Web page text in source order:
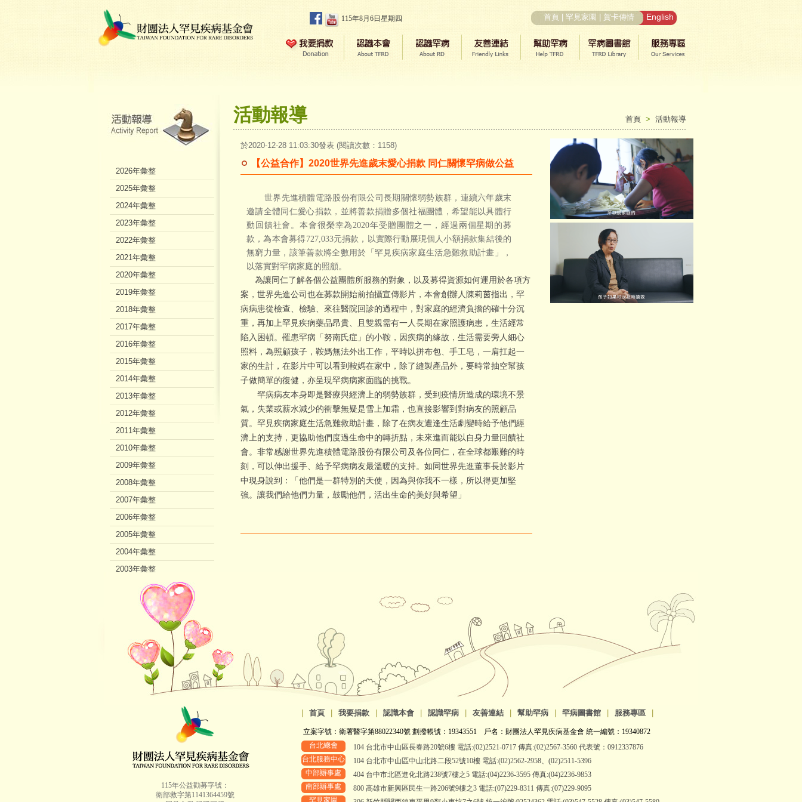
115年8月6日星期四 首頁 罕見家園 賀卡傳情 English
活動報導 首頁 > 活動報導
於2020-12-28 11:03:30發表 (閱讀次數：1158)
【公益合作】2020世界先進歲末愛心捐款 同仁關懷罕病做公益
世界先進積體電路股份有限公司長期關懷弱勢族群，連續六年歲末
邀請全體同仁愛心捐款，並將善款捐贈多個社福團體，希望能以具體行
動回饋社會。本會很榮幸為2020年受贈團體之一，經過兩個星期的募
款，為本會募得727,033元捐款，以實際行動展現個人小額捐款集結後的
無窮力量，該筆善款將全數用於「罕見疾病家庭生活急難救助計畫」，
以落實對罕病家庭的照顧。
為讓同仁了解各個公益團體所服務的對象，以及募得資源如何運用於各項方
案，世界先進公司也在募款開始前拍攝宣傳影片，本會創辦人陳莉茵指出，罕
病病患從檢查、檢驗、來往醫院回診的過程中，對家庭的經濟負擔的確十分沉
重，再加上罕見疾病藥品昂貴、且雙親需有一人長期在家照護病患，生活經常
陷入困頓。罹患罕病「努南氏症」的小鞍，因疾病的緣故，生活需要旁人細心
照料，為照顧孩子，鞍媽無法外出工作，平時以拼布包、手工皂，一肩扛起一
家的生計，在影片中可以看到鞍媽在家中，除了縫製產品外，要時常抽空幫孩
子做簡單的復健，亦呈現罕病病家面臨的挑戰。
罕病病友本身即是醫療與經濟上的弱勢族群，受到疫情所造成的環境不景
氣，失業或薪水減少的衝擊無疑是雪上加霜，也直接影響到對病友的照顧品
質。罕見疾病家庭生活急難救助計畫，除了在病友遭逢生活劇變時給予他們經
濟上的支持，更協助他們度過生命中的轉折點，未來進而能以自身力量回饋社
會。非常感謝世界先進積體電路股份有限公司及各位同仁，在全球都艱難的時
刻，可以伸出援手、給予罕病病友最溫暖的支持。如同世界先進董事長於影片
中現身說到：「他們是一群特別的天使，因為與你我不一樣，所以得更加堅
強。讓我們給他們力量，鼓勵他們，活出生命的美好與希望」
2026年彙整
2025年彙整
2024年彙整
2023年彙整
2022年彙整
2021年彙整
2020年彙整
2019年彙整
2018年彙整
2017年彙整
2016年彙整
2015年彙整
2014年彙整
2013年彙整
2012年彙整
2011年彙整
2010年彙整
2009年彙整
2008年彙整
2007年彙整
2006年彙整
2005年彙整
2004年彙整
2003年彙整
2002年彙整
115年公益勸募字號：
衛部救字第1141364459號
首頁 我要捐款 認識本會 認識罕病 友善連結 幫助罕病 罕病圖書館 服務專區
立案字號：衛署醫字第88022340號 劃撥帳號：19343551 戶名：財團法人罕見疾病基金會 統一編號：19340872
台北總會
104 台北市中山區長春路20號6樓 電話:(02)2521-0717 傳真:(02)2567-3560 代表號：0912337876
台北服務中心
104 台北市中山區中山北路二段52號10樓 電話:(02)2562-2958、(02)2511-5396
中部辦事處
404 台中市北區進化北路238號7樓之5 電話:(04)2236-3595 傳真:(04)2236-9853
南部辦事處
800 高雄市新興區民生一路206號9樓之3 電話:(07)229-8311 傳真:(07)229-9095
罕見家園